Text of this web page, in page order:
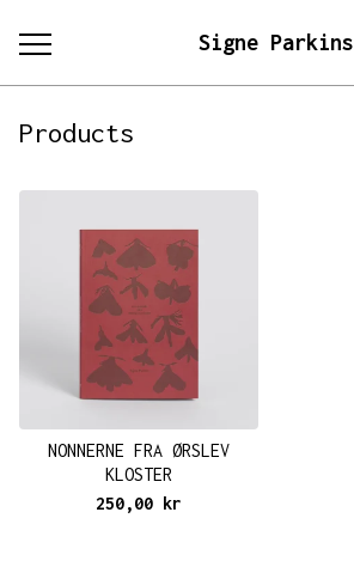
Signe Parkins
Products
NONNERNE FRA ØRSLEV
KLOSTER
250,00 kr